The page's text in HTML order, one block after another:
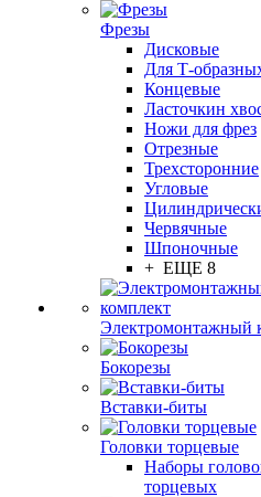
Фрезы
Дисковые
Для Т-
Концевые
Ласточкин
Ножи для фрез
Отрезные
Трехсторонние
Угловые
Червячные
Шпоночные
+ ЕЩЕ 8
Электромонтажный
Бокорезы
Вставки-биты
Головки торцевые
Наборы
торцевых